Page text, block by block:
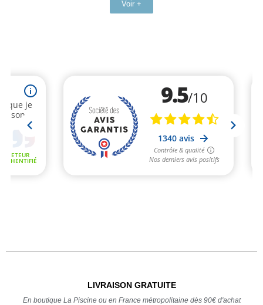
Voir +
LIVRAISON GRATUITE
En boutique La Piscine ou en France métropolitaine dès 90€ d'achat